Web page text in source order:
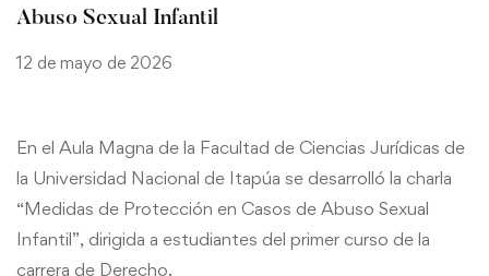
Abuso Sexual Infantil
12 de mayo de 2026
En el Aula Magna de la Facultad de Ciencias Jurídicas de
la Universidad Nacional de Itapúa se desarrolló la charla
“Medidas de Protección en Casos de Abuso Sexual
Infantil”, dirigida a estudiantes del primer curso de la
carrera de Derecho.